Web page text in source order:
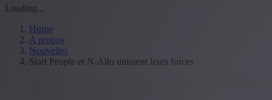
Loading...
Home
A propos
Nouvelles
Start People et N-Allo unissent leurs forces